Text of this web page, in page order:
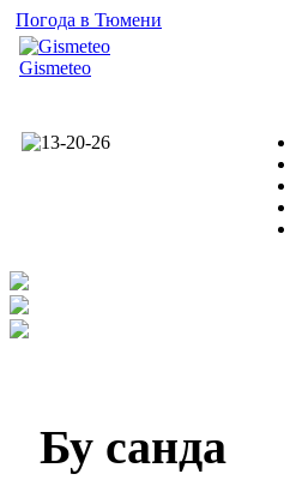
Погода в Тюмени
Gismeteo
Бу санда